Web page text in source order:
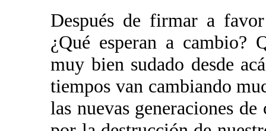
Después de firmar a
¿Qué esperan a cambio?
muy bien sudado desde
tiempos van cambiando
las nuevas generaciones